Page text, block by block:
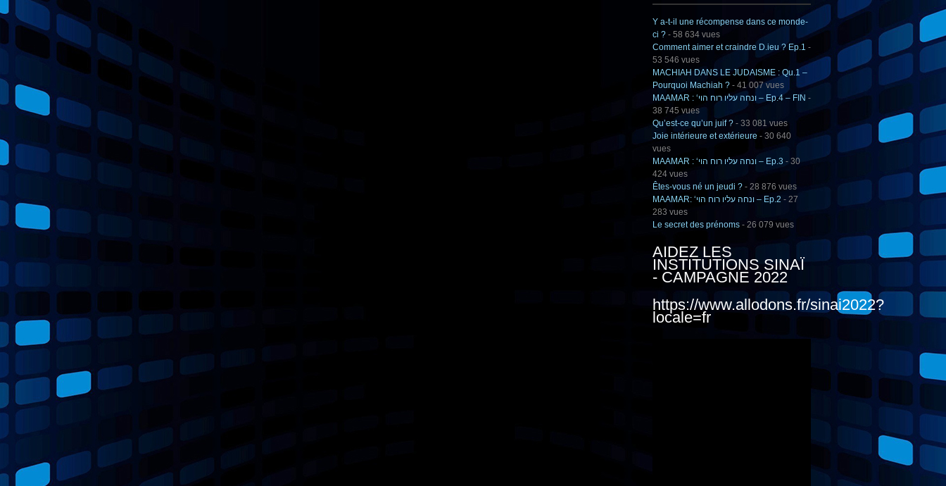
Y a-t-il une récompense dans ce monde-
ci ? - 58 634 vues
Comment aimer et craindre D.ieu ? Ep.1 -
53 546 vues
MACHIAH DANS LE JUDAISME : Qu.1 –
Pourquoi Machiah ? - 41 007 vues
MAAMAR : ‘ונחה עליו רוח הוי – Ep.4 – FIN -
38 745 vues
Qu’est-ce qu’un juif ? - 33 081 vues
Joie intérieure et extérieure - 30 640
vues
MAAMAR : ‘ונחה עליו רוח הוי – Ep.3 - 30
424 vues
Êtes-vous né un jeudi ? - 28 876 vues
MAAMAR: ‘ונחה עליו רוח הוי – Ep.2 - 27
283 vues
Le secret des prénoms - 26 079 vues
AIDEZ LES
INSTITUTIONS SINAÏ
- CAMPAGNE 2022
https://www.allodons.fr/sinai2022?
locale=fr